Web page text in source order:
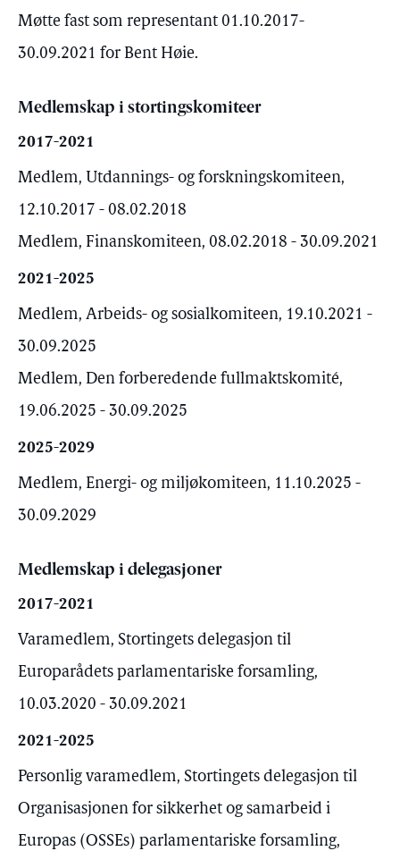
Møtte fast som representant 01.10.2017-
30.09.2021 for Bent Høie.
Medlemskap i stortingskomiteer
2017-2021
Medlem, Utdannings- og forskningskomiteen,
12.10.2017 - 08.02.2018
Medlem, Finanskomiteen, 08.02.2018 - 30.09.2021
2021-2025
Medlem, Arbeids- og sosialkomiteen, 19.10.2021 -
30.09.2025
Medlem, Den forberedende fullmaktskomité,
19.06.2025 - 30.09.2025
2025-2029
Medlem, Energi- og miljøkomiteen, 11.10.2025 -
30.09.2029
Medlemskap i delegasjoner
2017-2021
Varamedlem, Stortingets delegasjon til
Europarådets parlamentariske forsamling,
10.03.2020 - 30.09.2021
2021-2025
Personlig varamedlem, Stortingets delegasjon til
Organisasjonen for sikkerhet og samarbeid i
Europas (OSSEs) parlamentariske forsamling,